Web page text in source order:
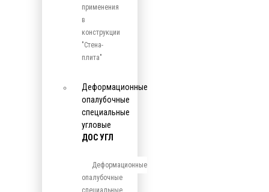
применения
в
конструкции
"Стена-
плита"
Деформационные
опалубочные
специальные
угловые
ДОС УГЛ
Деформационные
опалубочные